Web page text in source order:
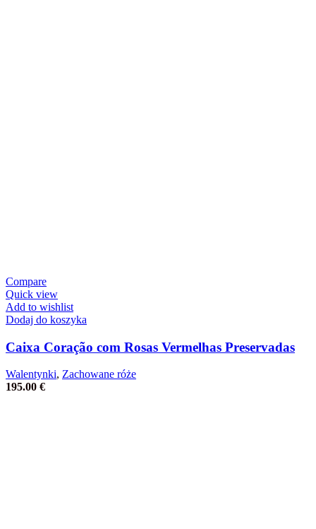
Compare
Quick view
Add to wishlist
Dodaj do koszyka
Caixa Coração com Rosas Vermelhas Preservadas
Walentynki, Zachowane róże
195.00 €